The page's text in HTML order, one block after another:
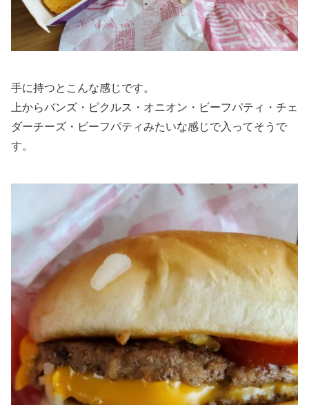
手に持つとこんな感じです。
上からバンズ・ピクルス・オニオン・ビーフパティ・チェ
ダーチーズ・ビーフパティみたいな感じで入ってそうで
す。